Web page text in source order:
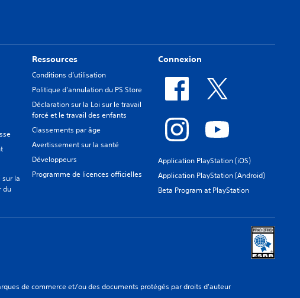
sur la
du
Ressources
Conditions d’utilisation
Politique d'annulation du PS Store
Déclaration sur la Loi sur le travail
forcé et le travail des enfants
Classements par âge
Avertissement sur la santé
Développeurs
Programme de licences officielles
Connexion
Application PlayStation (iOS)
Application PlayStation (Android)
Beta Program at PlayStation
de commerce et/ou des documents protégés par droits d'auteur